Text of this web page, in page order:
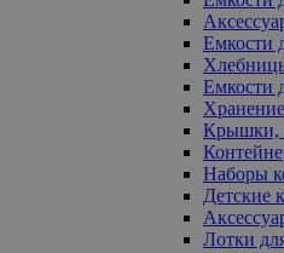
Емкости
Емкости
Крышки,
Наборы
Детские
Лотки